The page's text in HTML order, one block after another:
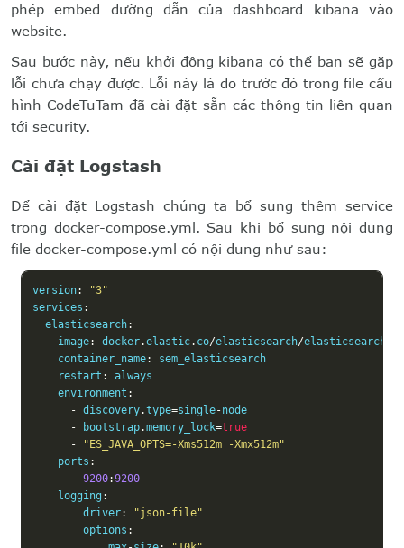
phép embed đường dẫn của dashboard kibana vào
website.
Sau bước này, nếu khởi động kibana có thể bạn sẽ gặp
lỗi chưa chạy được. Lỗi này là do trước đó trong file cấu
hình CodeTuTam đã cài đặt sẵn các thông tin liên quan
tới security.
Cài đặt Logstash
Để cài đặt Logstash chúng ta bổ sung thêm service
trong docker-compose.yml. Sau khi bổ sung nội dung
file docker-compose.yml có nội dung như sau:
version:
"3"
services :
  elasticsearch
:
    image
: docker.elastic. co/elasticsearch/elasticsearch
    container_name
:
sem_elasticsearch
    restart
:
always
    environment
:
- discovery.type=single-node
- bootstrap.memory_lock=true
-
"ES_JAVA_OPTS=-Xms512m -Xmx512m"
    ports
:
- 9200:9200
    logging
:
        driver
:
"json-file"
        options
: